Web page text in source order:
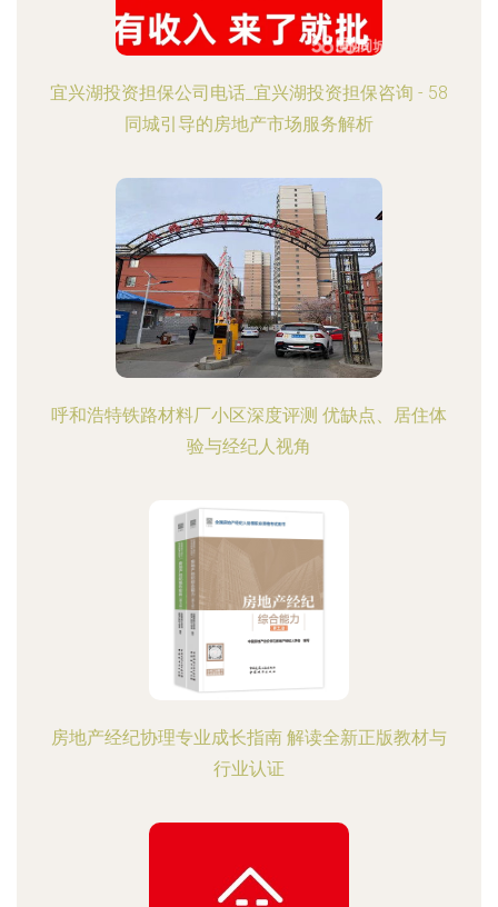
宜兴湖投资担保公司电话_宜兴湖投资担保咨询 - 58
同城引导的房地产市场服务解析
呼和浩特铁路材料厂小区深度评测 优缺点、居住体
验与经纪人视角
房地产经纪协理专业成长指南 解读全新正版教材与
行业认证